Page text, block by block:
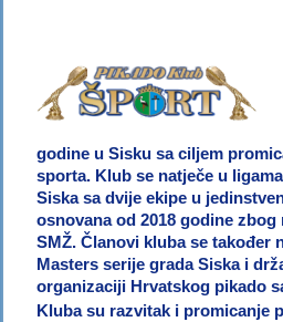
godine u Sisku sa ciljem
sporta. Klub se natječe u
Siska sa dvije ekipe u
osnovana od 2018 godine
SMŽ. Članovi kluba se također
Masters serije grada Siska i
organizaciji Hrvatskog pikado
Kluba su razvitak i promicanje